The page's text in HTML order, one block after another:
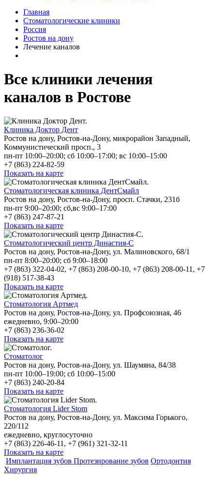
Главная
Стоматологические клиники
Россия
Ростов на дону
Лечение каналов
Все клиники лечения
каналов в Ростове
Клиника Доктор Дент
Ростов на дону, Ростов-на-Дону, микрорайон Западный,
Коммунистический просп., 3
пн-пт 10:00–20:00; сб 10:00–17:00; вс 10:00–15:00
+7 (863) 224-82-59
Показать на карте
Стоматологическая клиника ДентСмайл
Ростов на дону, Ростов-на-Дону, просп. Стачки, 231б
пн-пт 9:00–20:00; сб,вс 9:00–17:00
+7 (863) 247-87-21
Показать на карте
Стоматологический центр Династия-С
Ростов на дону, Ростов-на-Дону, ул. Малиновского, 68/1
пн-пт 8:00–20:00; сб 9:00–18:00
+7 (863) 322-04-02, +7 (863) 208-00-10, +7 (863) 208-00-11, +7
(918) 517-38-43
Показать на карте
Стоматология Артмед
Ростов на дону, Ростов-на-Дону, ул. Профсоюзная, 46
ежедневно, 9:00–20:00
+7 (863) 236-36-02
Показать на карте
Стоматолог
Ростов на дону, Ростов-на-Дону, ул. Шаумяна, 84/38
пн-пт 10:00–19:00; сб 10:00–15:00
+7 (863) 240-20-84
Показать на карте
Стоматология Lider Stom
Ростов на дону, Ростов-на-Дону, ул. Максима Горького,
220/112
ежедневно, круглосуточно
+7 (863) 226-46-11, +7 (961) 321-32-11
Показать на карте
Имплантация зубов Протезирование зубов Ортодонтия
Хирургия